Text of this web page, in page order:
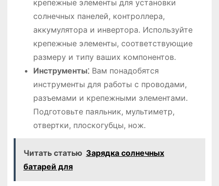
крепежные элементы для установки
солнечных панелей, контроллера,
аккумулятора и инвертора. Используйте
крепежные элементы, соответствующие
размеру и типу ваших компонентов.
Инструменты⁚Вам понадобятся
инструменты для работы с проводами,
разъемами и крепежными элементами.
Подготовьте паяльник, мультиметр,
отвертки, плоскогубцы, нож.
Читать статью Зарядка солнечных
батарей для